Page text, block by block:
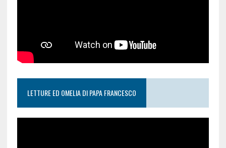
LETTURE ED OMELIA DI PAPA FRANCESCO